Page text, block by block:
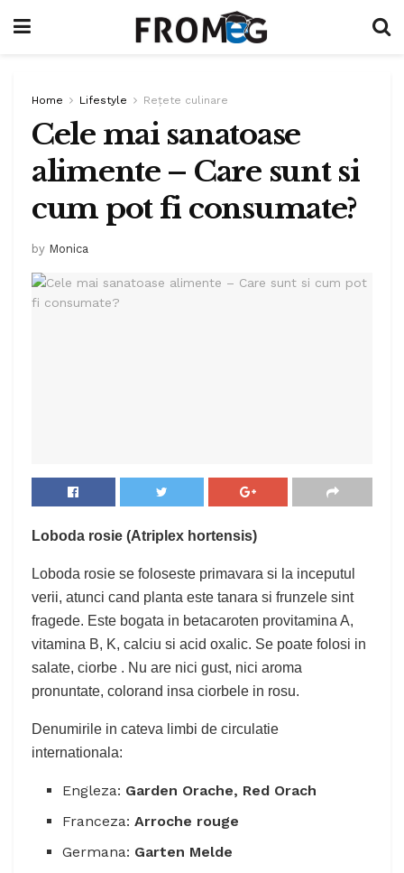
Home Lifestyle Rețete culinare
Cele mai sanatoase
alimente – Care sunt si
cum pot fi consumate?
by Monica
Loboda rosie (Atriplex hortensis)
Loboda rosie se foloseste primavara si la inceputul
verii, atunci cand planta este tanara si frunzele sint
fragede. Este bogata in betacaroten provitamina A,
vitamina B, K, calciu si acid oxalic. Se poate folosi in
salate, ciorbe . Nu are nici gust, nici aroma
pronuntate, colorand insa ciorbele in rosu.
Denumirile in cateva limbi de circulatie
internationala:
Engleza: Garden Orache, Red Orach
Franceza:Arroche rouge
Germana: Garten Melde